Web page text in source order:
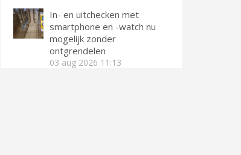
In- en uitchecken met
smartphone en -watch nu
mogelijk zonder
ontgrendelen
03 aug 2026 11:13